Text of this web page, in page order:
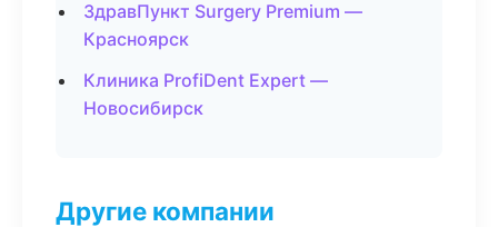
ЗдравПункт Surgery Premium —
Красноярск
Клиника ProfiDent Expert —
Новосибирск
Другие компании